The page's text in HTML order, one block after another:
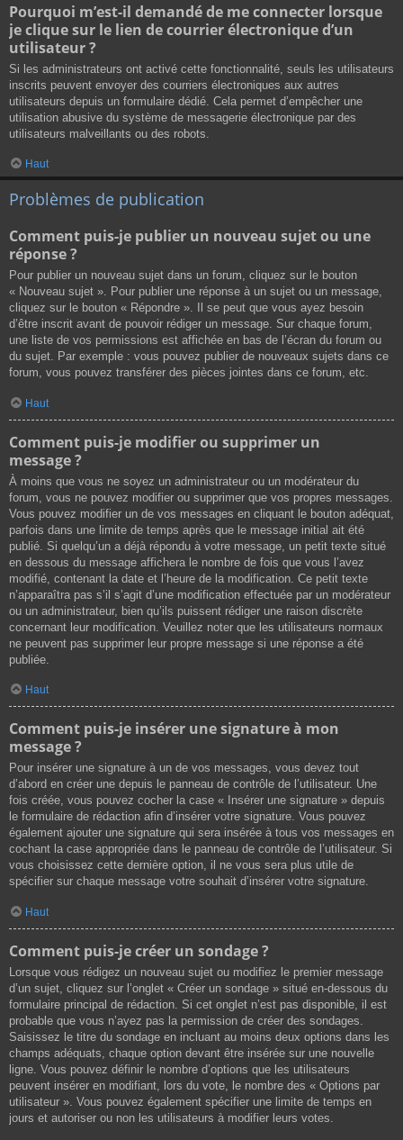
Pourquoi m’est-il demandé de me connecter lorsque
je clique sur le lien de courrier électronique d’un
utilisateur ?
Si les administrateurs ont activé cette fonctionnalité, seuls les utilisateurs
inscrits peuvent envoyer des courriers électroniques aux autres
utilisateurs depuis un formulaire dédié. Cela permet d’empêcher une
utilisation abusive du système de messagerie électronique par des
utilisateurs malveillants ou des robots.
Haut
Problèmes de publication
Comment puis-je publier un nouveau sujet ou une
réponse ?
Pour publier un nouveau sujet dans un forum, cliquez sur le bouton
« Nouveau sujet ». Pour publier une réponse à un sujet ou un message,
cliquez sur le bouton « Répondre ». Il se peut que vous ayez besoin
d’être inscrit avant de pouvoir rédiger un message. Sur chaque forum,
une liste de vos permissions est affichée en bas de l’écran du forum ou
du sujet. Par exemple : vous pouvez publier de nouveaux sujets dans ce
forum, vous pouvez transférer des pièces jointes dans ce forum, etc.
Haut
Comment puis-je modifier ou supprimer un
message ?
À moins que vous ne soyez un administrateur ou un modérateur du
forum, vous ne pouvez modifier ou supprimer que vos propres messages.
Vous pouvez modifier un de vos messages en cliquant le bouton adéquat,
parfois dans une limite de temps après que le message initial ait été
publié. Si quelqu’un a déjà répondu à votre message, un petit texte situé
en dessous du message affichera le nombre de fois que vous l’avez
modifié, contenant la date et l’heure de la modification. Ce petit texte
n’apparaîtra pas s’il s’agit d’une modification effectuée par un modérateur
ou un administrateur, bien qu’ils puissent rédiger une raison discrète
concernant leur modification. Veuillez noter que les utilisateurs normaux
ne peuvent pas supprimer leur propre message si une réponse a été
publiée.
Haut
Comment puis-je insérer une signature à mon
message ?
Pour insérer une signature à un de vos messages, vous devez tout
d’abord en créer une depuis le panneau de contrôle de l’utilisateur. Une
fois créée, vous pouvez cocher la case « Insérer une signature » depuis
le formulaire de rédaction afin d’insérer votre signature. Vous pouvez
également ajouter une signature qui sera insérée à tous vos messages en
cochant la case appropriée dans le panneau de contrôle de l’utilisateur. Si
vous choisissez cette dernière option, il ne vous sera plus utile de
spécifier sur chaque message votre souhait d’insérer votre signature.
Haut
Comment puis-je créer un sondage ?
Lorsque vous rédigez un nouveau sujet ou modifiez le premier message
d’un sujet, cliquez sur l’onglet « Créer un sondage » situé en-dessous du
formulaire principal de rédaction. Si cet onglet n’est pas disponible, il est
probable que vous n’ayez pas la permission de créer des sondages.
Saisissez le titre du sondage en incluant au moins deux options dans les
champs adéquats, chaque option devant être insérée sur une nouvelle
ligne. Vous pouvez définir le nombre d’options que les utilisateurs
peuvent insérer en modifiant, lors du vote, le nombre des « Options par
utilisateur ». Vous pouvez également spécifier une limite de temps en
jours et autoriser ou non les utilisateurs à modifier leurs votes.